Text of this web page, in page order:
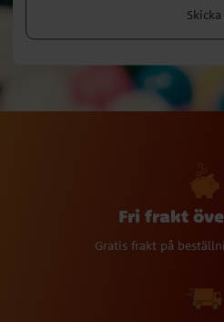
Skicka
Fri frakt
Gratis frakt på